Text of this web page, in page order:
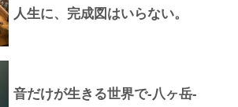
人生に、完成図はいらない。
音だけが生きる世界で-八ヶ岳-